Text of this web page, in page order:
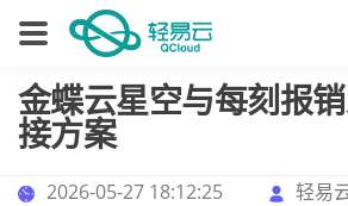
金蝶云星空与每刻报
接方案
2026-05-27 18:12:25 轻易